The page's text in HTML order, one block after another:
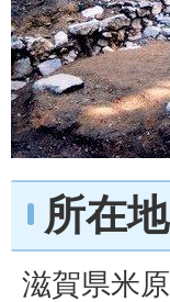
所在地
滋賀県米